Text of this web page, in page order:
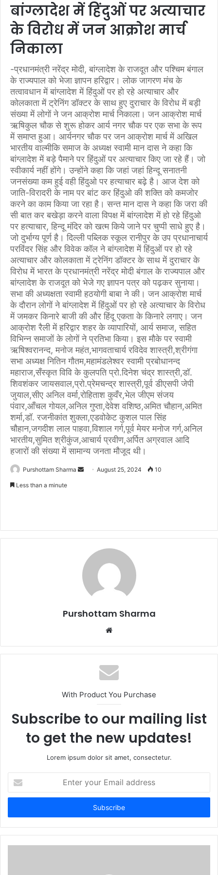
बांग्लादेश में हिंदुओं पर अत्याचार
के विरोध में जन आक्रोश मार्च
निकाला
-प्रधानमंत्री नरेंद्र मोदी, बांग्लादेश के राजदूत और पश्चिम बंगाल
के राज्यपाल को भेजा ज्ञापन हरिद्वार। लोक जागरण मंच के
तत्वावधान में बांग्लादेश में हिंदुओं पर हो रहे अत्याचार और
कोलकाता में ट्रेनिंग डॉक्टर के साथ हुए दुराचार के विरोध में बड़ी
संख्या में लोगों ने जन आक्रोश मार्च निकाला। जन आक्रोश मार्च
ऋषिकुल चौक से शुरू होकर आर्य नगर चौक पर एक सभा के रूप
में समाप्त हुआ। आर्यनगर चौक पर जन आक्रोश मार्च में अखिल
भारतीय वाल्मीकि समाज के अध्यक्ष स्वामी मान दास ने कहा कि
बांग्लादेश में बड़े पैमाने पर हिंदुओं पर अत्याचार किए जा रहे हैं। जो
स्वीकार्य नहीं होंगे। उन्होंने कहा कि जहां जहां हिन्दू सनातनी
जनसंख्या कम हुई वही हिंदुओ पर हत्याचार बढ़े है। आज देश को
जाति-विरादरी के नाम पर बांट कर हिंदुओ की शक्ति को कमजोर
करने का काम किया जा रहा है। सन्त मान दास ने कहा कि जरा की
सी बात कर बखेड़ा करने वाला विपक्ष में बांग्लादेश में हो रहे हिंदुओ
पर हत्याचार, हिन्दू मंदिर को खत्म किये जाने पर चुप्पी साधे हुए है।
जो दुर्भाग्य पूर्ण है। दिल्ली पब्लिक स्कूल रानीपुर के उप प्रधानाचार्य
परविंदर सिंह और विवेक कॉल ने बांग्लादेश में हिंदुओं पर हो रहे
अत्याचार और कोलकाता में ट्रेनिंग डॉक्टर के साथ में दुराचार के
विरोध में भारत के प्रधानमंत्री नरेंद्र मोदी बंगाल के राज्यपाल और
बांग्लादेश के राजदूत को भेजे गए ज्ञापन पत्र को पढ़कर सुनाया।
सभा की अध्यक्षता स्वामी हठयोगी बाबा ने की। जन आक्रोश मार्च
के दौरान लोगों ने बांग्लादेश में हिंदुओं पर हो रहे अत्याचार के विरोध
में जमकर किनारे बाजी की और हिंदू एकता के किनारे लगाए। जन
आक्रोश रैली में हरिद्वार शहर के व्यापारियों, आर्य समाज, सहित
विभिन्न समाजों के लोगों ने प्रतिभा किया। इस मौके पर स्वामी
ऋषिश्वरानन्द, मनोज महंत,भागवताचार्य रविदेव शास्त्री,श्रीगंगा
सभा अध्यक्ष नितिन गौतम,महामंडलेश्वर स्वामी प्रबोधानन्द
महाराज,सँस्कृत विवि के कुलपति प्रो.दिनेश चंद्र शास्त्री,डॉ.
शिवशंकर जायसवाल,प्रो.प्रेमचन्द्र शास्त्री,पूर्व डीएसपी जेपी
जुयाल,सीए अनिल वर्मा,रोहिताश कुवँर,भेल जीएम संजय
पंवार,आँचल गोयल,अनिल गुप्ता,देवेश वशिष्ठ,अमित चौहान,अमित
शर्मा,डॉ. रजनीकांत शुक्ला,एडवोकेट कुशल पाल सिंह
चौहान,जगदीश लाल पाहवा,विशाल गर्ग,पूर्व मेयर मनोज गर्ग,अनिल
भारतीय,सुमित श्रीकुंज,आचार्य प्रवीण,अर्पित अग्रवाल आदि
हजारों की संख्या में सामान्य जनता मौजूद थी।
Purshottam Sharma
e
a
l
August 25, 2024 10
Less than a minute
Purshottam Sharma
b
s
i
e
With Product You Purchase
Subscribe to our mailing list
to get the new updates!
Lorem ipsum dolor sit amet, consectetur.
t
r
y